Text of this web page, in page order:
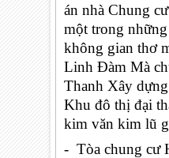
án nhà Chung
một trong
không gian thơ
Linh Đàm Mà
Thanh Xây
Khu đô thị đại
kim văn kim lũ
- Tòa chung cư